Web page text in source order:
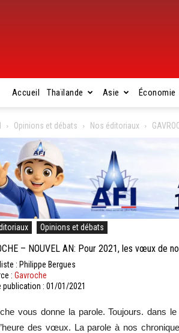
Accueil Thaïlande Asie Économie
Opinions et débats Nos éditoriaux
Opinions et débats
– NOUVEL AN: Pour 2021, les vœux de
: Philippe Bergues
: Gavroche
publication : 01/01/2021
vous donne la parole. Toujours. dans
des vœux. La parole à nos